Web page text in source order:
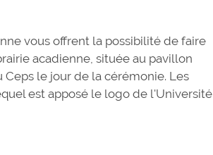
vous offrent la possibilité de faire
acadienne, située au pavillon
le jour de la cérémonie. Les
est apposé le logo de l'Université